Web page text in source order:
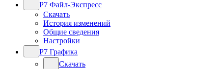
Р7 Файл-Экспресс
Скачать
История изменений
Общие сведения
Настройки
Р7 Графика
Скачать